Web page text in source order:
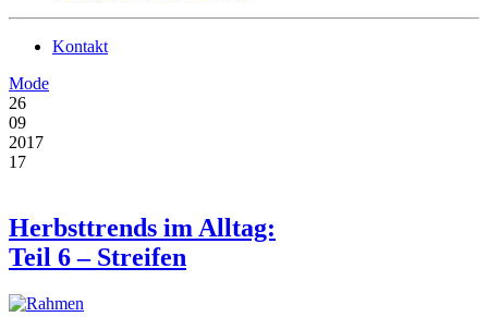
Kontakt
Mode
26
09
2017
17
Herbsttrends im Alltag:
Teil 6 – Streifen